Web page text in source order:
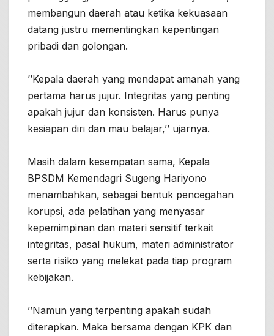
membangun daerah atau ketika kekuasaan
datang justru mementingkan kepentingan
pribadi dan golongan.
’’Kepala daerah yang mendapat amanah yang
pertama harus jujur. Integritas yang penting
apakah jujur dan konsisten. Harus punya
kesiapan diri dan mau belajar,’’ ujarnya.
Masih dalam kesempatan sama, Kepala
BPSDM Kemendagri Sugeng Hariyono
menambahkan, sebagai bentuk pencegahan
korupsi, ada pelatihan yang menyasar
kepemimpinan dan materi sensitif terkait
integritas, pasal hukum, materi administrator
serta risiko yang melekat pada tiap program
kebijakan.
’’Namun yang terpenting apakah sudah
diterapkan. Maka bersama dengan KPK dan